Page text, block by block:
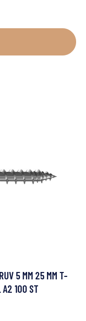
5 MM 25 MM T-
A2 100 ST